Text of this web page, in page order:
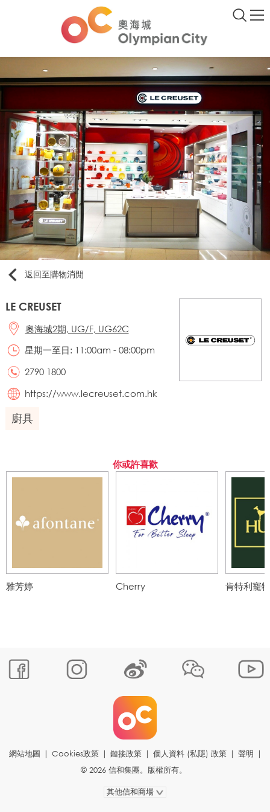
返回至購物消閒
LE CREUSET
奧海城2期, UG/F, UG62C
星期一至日: 11:00am - 08:00pm
2790 1800
https://www.lecreuset.com.hk
廚具
你或許喜歡
雅芳婷 Cherry 肯特利寵
網站地圖 Cookies政策 鏈接政策 個人資料 (私隱) 政策 聲明
© 2026 信和集團。版權所有。
其他信和商場